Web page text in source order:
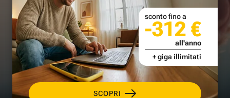
SCOPRI
sconto fino a
-312 €
all'anno
+ giga illimitati